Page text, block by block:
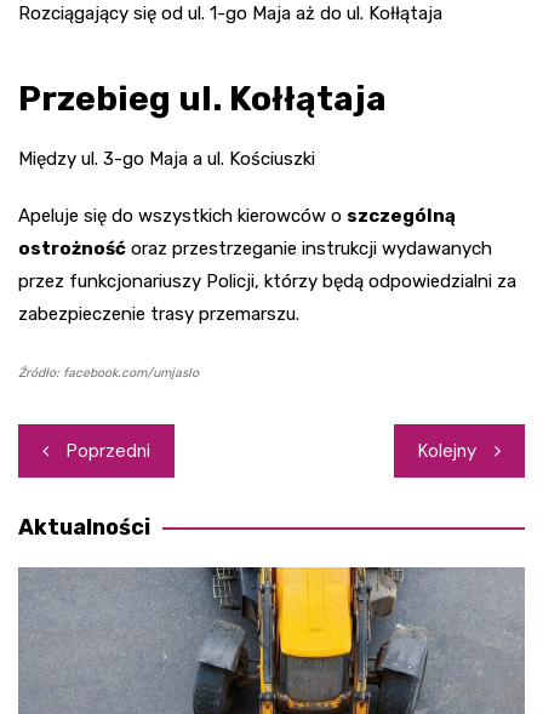
Rozciągający się od ul. 1-go Maja aż do ul. Kołłątaja
Przebieg ul. Kołłątaja
Między ul. 3-go Maja a ul. Kościuszki
Apeluje się do wszystkich kierowców o szczególną
ostrożność oraz przestrzeganie instrukcji wydawanych
przez funkcjonariuszy Policji, którzy będą odpowiedzialni za
zabezpieczenie trasy przemarszu.
Źródło: facebook.com/umjaslo
Nawigacja
wpisu
Poprzedni Kolejny
Aktualności